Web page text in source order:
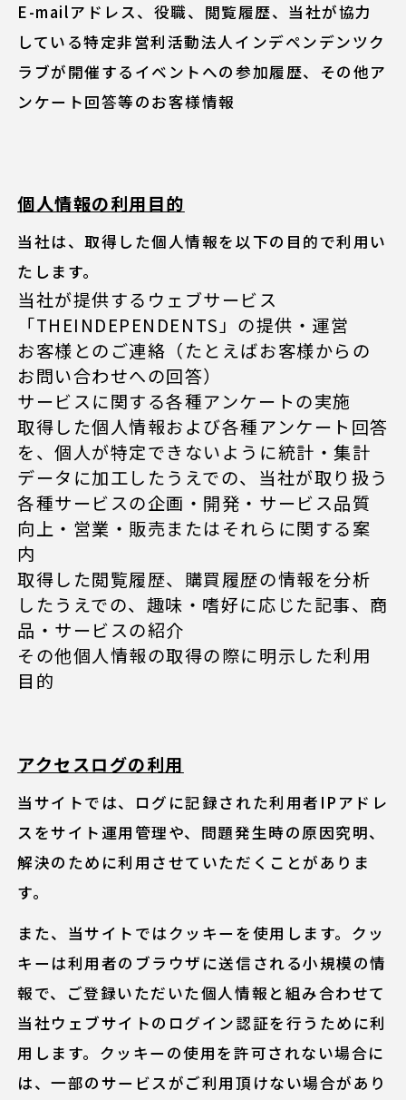
E-mailアドレス、役職、閲覧履歴、当社が協力
している特定非営利活動法人インデペンデンツク
ラブが開催するイベントへの参加履歴、その他ア
ンケート回答等のお客様情報
個人情報の利用目的
当社は、取得した個人情報を以下の目的で利用い
たします。
当社が提供するウェブサービス
「THEINDEPENDENTS」の提供・運営
お客様とのご連絡（たとえばお客様からの
お問い合わせへの回答）
サービスに関する各種アンケートの実施
取得した個人情報および各種アンケート回答
を、個人が特定できないように統計・集計
データに加工したうえでの、当社が取り扱う
各種サービスの企画・開発・サービス品質
向上・営業・販売またはそれらに関する案
内
取得した閲覧履歴、購買履歴の情報を分析
したうえでの、趣味・嗜好に応じた記事、商
品・サービスの紹介
その他個人情報の取得の際に明示した利用
目的
アクセスログの利用
当サイトでは、ログに記録された利用者IPアドレ
スをサイト運用管理や、問題発生時の原因究明、
解決のために利用させていただくことがありま
す。
また、当サイトではクッキーを使用します。クッ
キーは利用者のブラウザに送信される小規模の情
報で、ご登録いただいた個人情報と組み合わせて
当社ウェブサイトのログイン認証を行うために利
用します。クッキーの使用を許可されない場合に
は、一部のサービスがご利用頂けない場合があり